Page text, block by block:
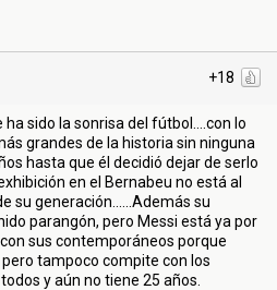
+18
sido la sonrisa del fútbol....con lo
grandes de la historia sin ninguna
hasta que él decidió dejar de serlo
en el Bernabeu no está al
su generación......Además su
parangón, pero Messi está ya por
sus contemporáneos porque
tampoco compite con los
y aún no tiene 25 años.